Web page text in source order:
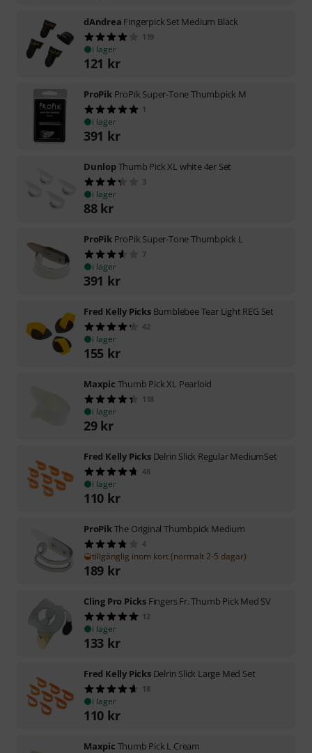
dAndrea Fingerpick Set Medium Black
119
i lager
121 kr
ProPik ProPik Super-Tone Thumbpick M
1
i lager
391 kr
DunlopThumb Pick XL white 4er Set
3
i lager
88 kr
ProPik ProPik Super-Tone Thumbpick L
7
i lager
391 kr
Fred Kelly Picks Bumblebee Tear Light REG Set
42
i lager
155 kr
Maxpic Thumb Pick XL Pearloid
118
i lager
29 kr
Fred Kelly Picks Delrin Slick Regular MediumSet
48
i lager
110 kr
ProPikThe Original Thumbpick Medium
4
tillgänglig inom kort (normalt 2-5 dagar)
189 kr
Cling Pro Picks Fingers Fr. Thumb Pick Med SV
12
i lager
133 kr
Fred Kelly Picks Delrin Slick Large Med Set
18
i lager
110 kr
Maxpic Thumb Pick L Cream